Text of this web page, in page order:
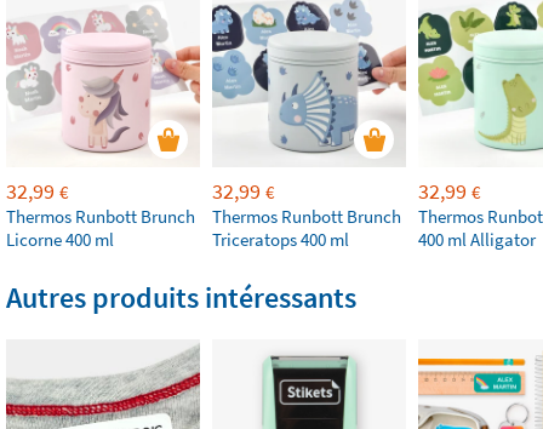
32,99 €
Thermos Runbott Brunch
Licorne 400 ml
32,99 €
Thermos Runbott Brunch
Triceratops 400 ml
32,99 €
Thermos
400 ml Alligator
Autres produits intéressants